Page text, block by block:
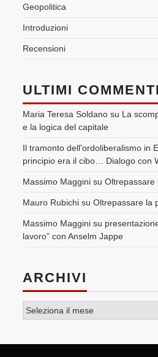
Geopolitica
Introduzioni
Recensioni
ULTIMI COMMENTI
Maria Teresa Soldano su La
e la logica del capitale
Il tramonto dell'ordoliberalismo in
principio era il cibo… Dialogo con
Massimo Maggini su
Mauro Rubichi suOltrepassare la
Massimo Maggini su
lavoro” con Anselm Jappe
ARCHIVI